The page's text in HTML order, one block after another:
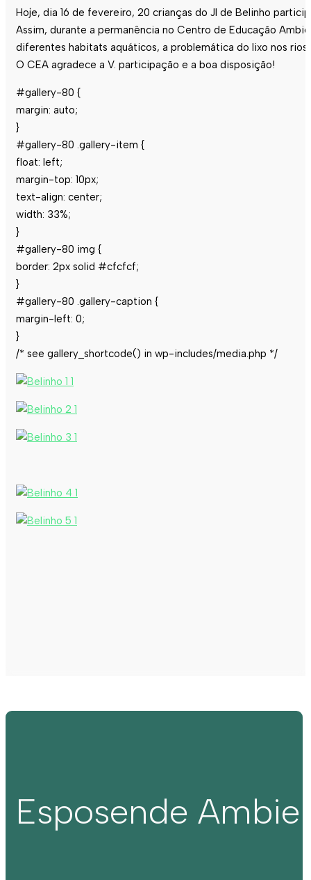
Hoje, dia 16 de fevereiro, 20 crianças do JI de Belinho
Assim, durante a permanência no Centro de Educação
diferentes habitats aquáticos, a problemática do lixo nos
O CEA agradece a V. participação e a boa disposição!
#gallery-80 {
margin: auto;
}
#gallery-80 .gallery-item {
float: left;
margin-top: 10px;
text-align: center;
width: 33%;
}
#gallery-80 img {
border: 2px solid #cfcfcf;
}
#gallery-80 .gallery-caption {
margin-left: 0;
}
/* see gallery_shortcode() in wp-includes/media.php */
Esposende